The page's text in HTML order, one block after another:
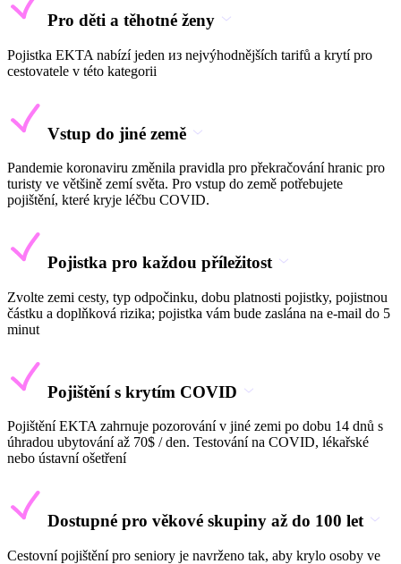
Pro děti a těhotné ženy
Pojistka EKTA nabízí jeden из nejvýhodnějších tarifů a krytí pro
cestovatele v této kategorii
Vstup do jiné země
Pandemie koronaviru změnila pravidla pro překračování hranic pro
turisty ve většině zemí světa. Pro vstup do země potřebujete
pojištění, které kryje léčbu COVID.
Pojistka pro každou příležitost
Zvolte zemi cesty, typ odpočinku, dobu platnosti pojistky, pojistnou
částku a doplňková rizika; pojistka vám bude zaslána na e-mail do 5
minut
Pojištění s krytím COVID
Pojištění EKTA zahrnuje pozorování v jiné zemi po dobu 14 dnů s
úhradou ubytování až 70$ / den. Testování na COVID, lékařské
nebo ústavní ošetření
Dostupné pro věkové skupiny až do 100 let
Cestovní pojištění pro seniory je navrženo tak, aby krylo osoby ve